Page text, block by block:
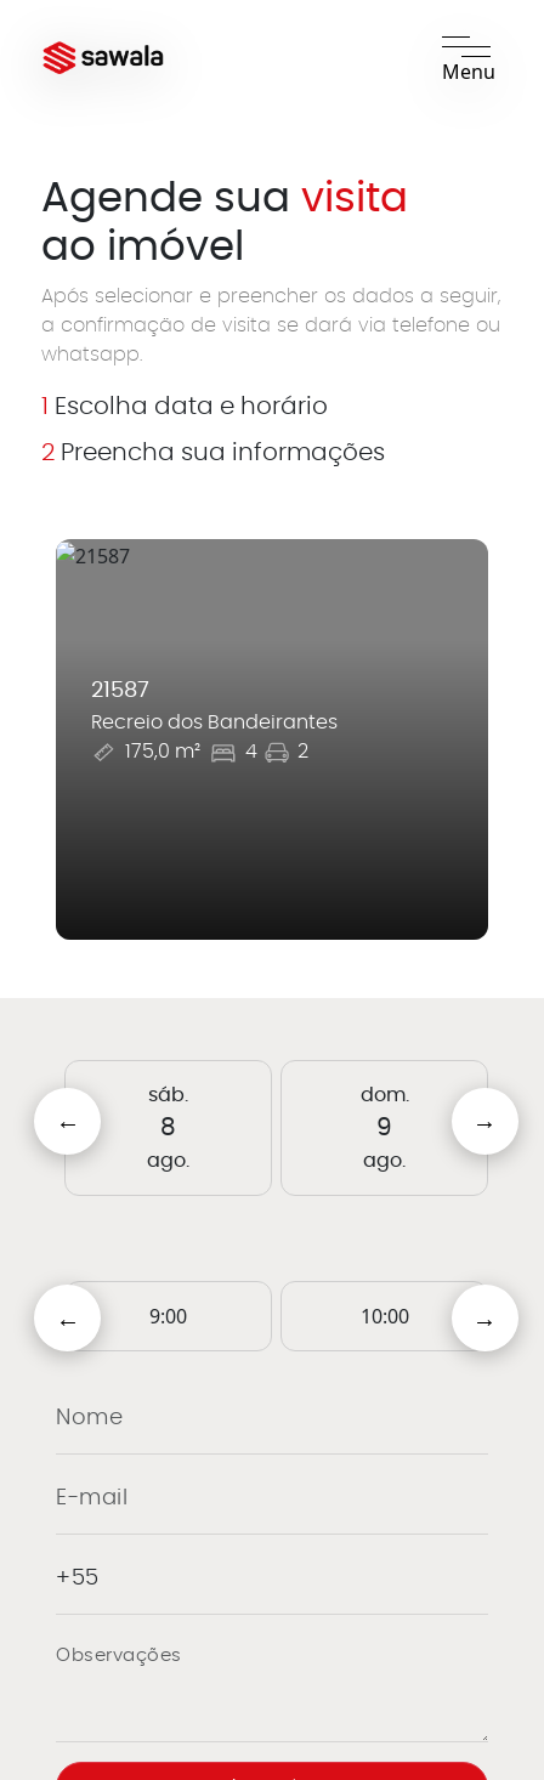
Menu
Agende suavisita
ao imóvel
Após selecionar e preencher os dados a seguir,
a confirmação de visita se dará via telefone ou
whatsapp.
Escolha data e horário
2 Preencha sua informações
21587
Recreio dos Bandeirantes
175,0 m²
4 2
sáb.
8
ago.
dom.
9
ago.
9:00 10:00